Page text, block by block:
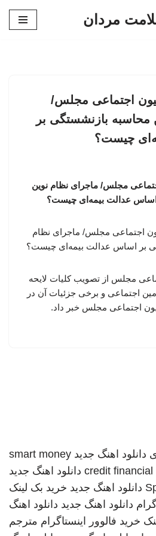
مردان
اجتماعی مجلس/
محاسبه بازنشستگی بر
چیست؟
مجلس/ ماجرای نظام نوین
عدالت بیمه‌ای چیست؟
مجلس از تصویب کلیات لایحه
اجتماعی و برخی جزئیات آن در
اجتماعی مجلس خبر داد.
دانلود اهنگ جدید smart money
credit financial دانلود اهنگ جدید
دانلود اهنگ جدید خرید بک لینک
دانلود اهنگ جدید دانلود اهنگ
خرید فالوور اینستاگرام مترجم